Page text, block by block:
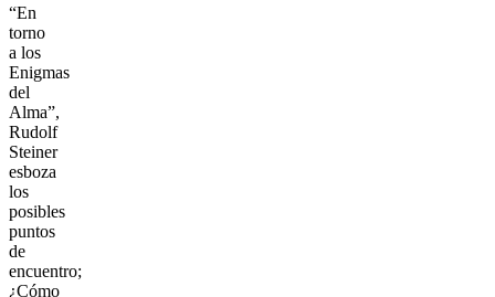
“En
torno
a los
Enigmas
del
Alma”,
Rudolf
Steiner
esboza
los
posibles
puntos
de
encuentro;
¿Cómo